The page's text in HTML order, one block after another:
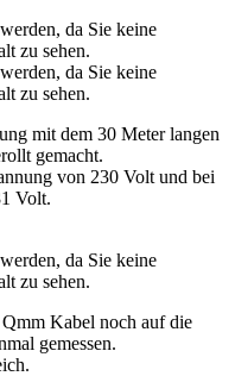
da Sie keine
zu sehen.
da Sie keine
zu sehen.
mit dem 30 Meter langen
gemacht.
von 230 Volt und bei
Volt.
da Sie keine
zu sehen.
Kabel noch auf die
gemessen.